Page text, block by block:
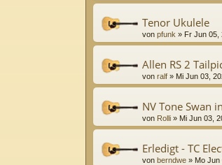
Tenor Ukulele
von pfunk » Fr Jun 05,
Allen RS 2
von ralf » Mi Jun 03,
NV Tone Swan
von Rolli » Mi Jun 03,
Erledigt - TC
von berndwe » Mo Jun